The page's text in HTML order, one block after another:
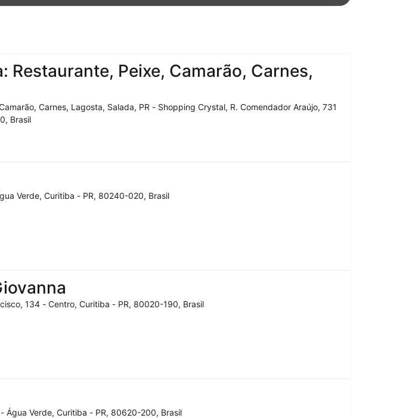
Restaurante, Peixe, Camarão, Carnes,
Carnes, Lagosta, Salada, PR - Shopping Crystal, R. Comendador Araújo, 731
Brasil
Verde, Curitiba - PR, 80240-020, Brasil
134 - Centro, Curitiba - PR, 80020-190, Brasil
Água Verde, Curitiba - PR, 80620-200, Brasil